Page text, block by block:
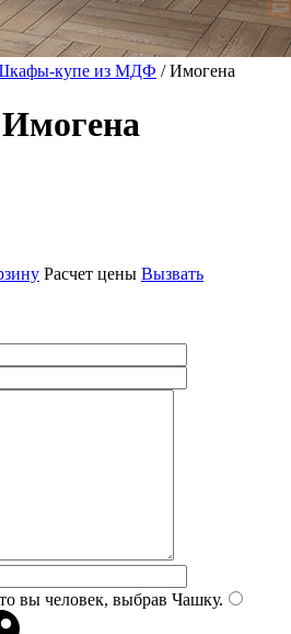
купе из МДФ / Имогена
Расчет цены Вызвать
вы человек, выбрав Чашку.